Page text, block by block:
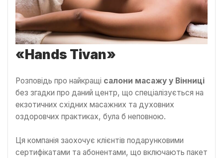
«Hands Tivan»
Розповідь про найкращі салони масажу у Вінниці
без згадки про даний центр, що спеціалізується на
екзотичних східних масажних та духовних
оздоровчих практиках, була б неповною.
Ця компанія заохочує клієнтів подарунковими
сертифікатами та абонентами, що включають пакет